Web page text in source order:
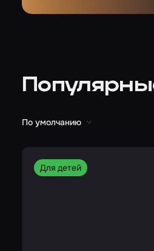
По умолчанию
Для детей